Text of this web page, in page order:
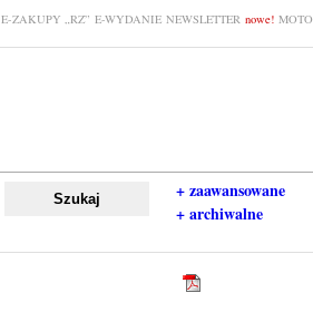
E-ZAKUPY „RZ” E-WYDANIE NEWSLETTER nowe! MOTO
+ zaawansowane
+ archiwalne